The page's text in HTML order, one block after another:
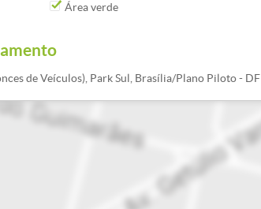
Área verde
de Veículos), Park Sul, Brasília/Plano Piloto - DF